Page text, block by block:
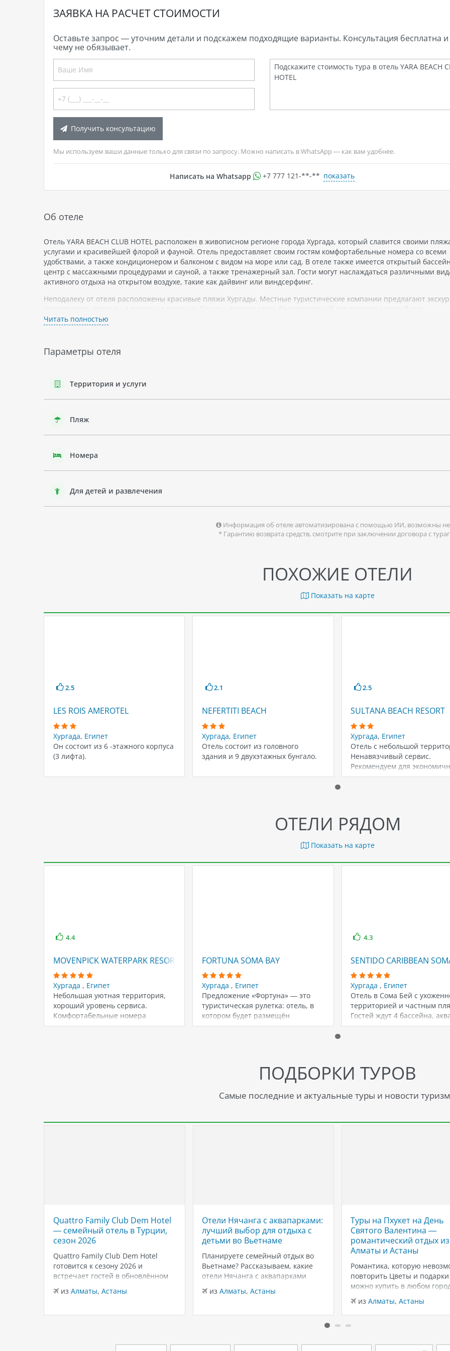
ЗАЯВКА НА РАСЧЕТ СТОИМОСТИ
Оставьте запрос — уточним детали и подскажем подходящие варианты. Консультация бесплатна и
чему не обязывает.
Получить консультацию
Мы используем ваши данные только для связи по запросу. Можно написать в WhatsApp — как вам удобнее.
Написать на Whatsapp +7 777 121-**-** показать
Об отеле
Отель YARA BEACH CLUB HOTEL расположен в живописном регионе города Хургада, который славится своими
услугами и красивейшей флорой и фауной. Отель предоставляет своим гостям комфортабельные номера со всеми
удобствами, а также кондиционером и балконом с видом на море или сад. В отеле также имеется открытый
центр с массажными процедурами и сауной, а также тренажерный зал. Гости могут наслаждаться различными
активного отдыха на открытом воздухе, такие как дайвинг или виндсерфинг.
Неподалеку от отеля расположены красивые пляжи Хургады. Местные туристические компании предлагают
окрестностям Хургады и поездки в пустыню Сахары. Климат здесь благоприятный для туризма круглый год.
Читать полностью
Параметры отеля
Территория и услуги
Пляж
Номера
Для детей и развлечения
Информация об отеле автоматизирована с помощью ИИ, возможны
* Гарантию возврата средств, смотрите при заключении договора с
ПОХОЖИЕ ОТЕЛИ
Показать на карте
2.5
LES ROIS AMEROTEL
Хургада, Египет
Он состоит из 6 -этажного корпуса
(3 лифта).
2.1
NEFERTITI BEACH
Хургада, Египет
Отель состоит из головного
здания и 9 двухэтажных бунгало.
2.5
SULTANA BEACH RESORT
Хургада, Египет
Отель с небольшой
Ненавязчивый сервис.
Рекомендуем для
отдыха.
ОТЕЛИ РЯДОМ
Показать на карте
4.4
MOVENPICK WATERPARK RESORT & SPA SOMA BAY
Хургада , Египет
Небольшая уютная территория,
хороший уровень сервиса.
Комфортабельные номера
оформлены в классическом стиле.
FORTUNA SOMA BAY
Хургада , Египет
Предложение «Фортуна» — это
туристическая рулетка: отель, в
котором будет размещён
отдыхающий, остаётся сюрпризом
4.3
SENTIDO CARIBBEAN
Хургада , Египет
Отель в Сома Бей с
территорией и частным
Гостей ждут 4 бассейна,
…
ПОДБОРКИ ТУРОВ
Самые последние и актуальные туры и новости
Quattro Family Club Dem Hotel
— семейный отель в Турции,
сезон 2026
Quattro Family Club Dem Hotel
готовится к сезону 2026 и
встречает гостей в обновлённом
формате, делая ставку на
повышенный комфорт,
спокойного семейного отдыха у
семейный отель в…
из Алматы, Астаны
Отели Нячанга с аквапарками:
лучший выбор для отдыха с
детьми во Вьетнаме
Планируете семейный отдых во
Вьетнаме? Рассказываем, какие
отели Нячанга с аквапарками
подойдут для отдыха с детьми:
бассейны, горки, пляжи и
Нячанг — один из самых
удачно сочетаются тёплый
из Алматы, Астаны
Туры на Пхукет на День
Святого Валентина —
романтический отдых из
Алматы и Астаны
Романтика, которую
повторить Цветы и подарки
можно купить в любом
вот тёплый песок, закаты у
Андаманского моря и
дней только для вас двоих
эмоции, которые
из лучших…
изАлматы,Астаны